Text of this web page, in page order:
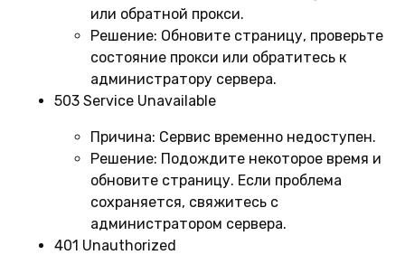
или обратной прокси.
Решение: Обновите страницу, проверьте
состояние прокси или обратитесь к
администратору сервера.
503 Service Unavailable
Причина: Сервис временно недоступен.
Решение: Подождите некоторое время и
обновите страницу. Если проблема
сохраняется, свяжитесь с
администратором сервера.
401 Unauthorized